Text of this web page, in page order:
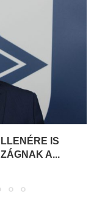
IS
A...